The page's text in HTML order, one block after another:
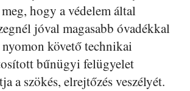
hogy a védelem által
jóval magasabb óvadékkal
nyomon követő technikai
bűnügyi felügyelet
a szökés, elrejtőzés veszélyét.